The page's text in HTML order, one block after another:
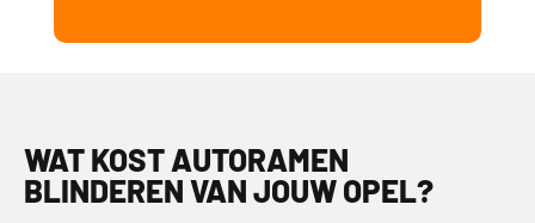
WAT KOST AUTORAMEN
BLINDEREN VAN JOUW OPEL?